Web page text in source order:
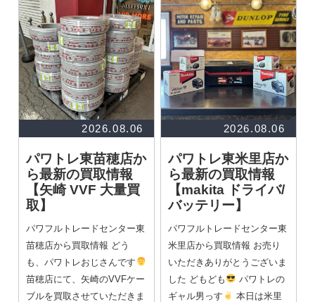
その他ツール(48)
電化製品(40)
その他建築資材(113)
半端電線(40)
マイナーケーブル(13)
CVTケーブル(8)
(25)
同軸ケーブル(11)
エコケーブル(3)
2026.08.06
パワトレ東苗穂店か
ら最新の買取情報
【矢崎 VVF 大量買
取】
パワフルトレードセンター東
苗穂店から買取情報 どう
も、パワトレおじさんです
苗穂店にて、矢崎のVVFケー
ブルを買取させていただきま
2026.08.06
パワトレ東米里店か
ら最新の買取情報
【makita ドライバ/
バッテリー】
パワフルトレードセンター東
米里店から買取情報 お売り
いただきありがとうございま
した どもども
パワトレの
ギャル男っす
本日は米里